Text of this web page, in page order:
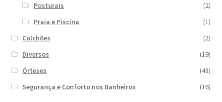
Posturais
(2)
Praia e Piscina
(1)
Colchões
(2)
Diversos
(19)
Órteses
(48)
Segurança e Conforto nos Banheiros
(16)